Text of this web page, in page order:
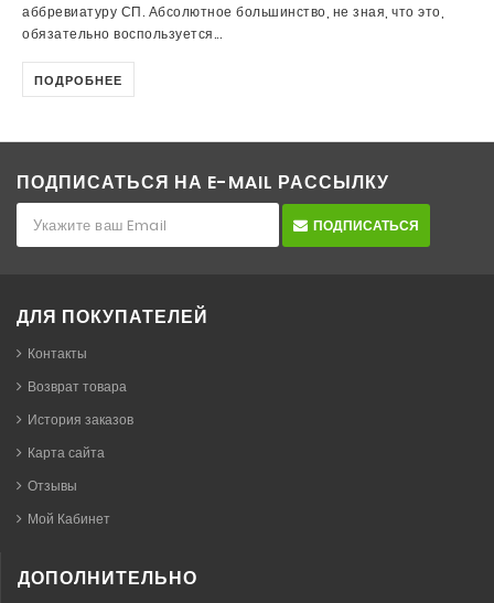
аббревиатуру СП. Абсолютное большинство, не зная, что это,
обязательно воспользуется...
ПОДРОБНЕЕ
ПОДПИСАТЬСЯ НА E-MAIL РАССЫЛКУ
ПОДПИСАТЬСЯ
ДЛЯ ПОКУПАТЕЛЕЙ
Контакты
Возврат товара
История заказов
Карта сайта
Отзывы
Мой Кабинет
ДОПОЛНИТЕЛЬНО